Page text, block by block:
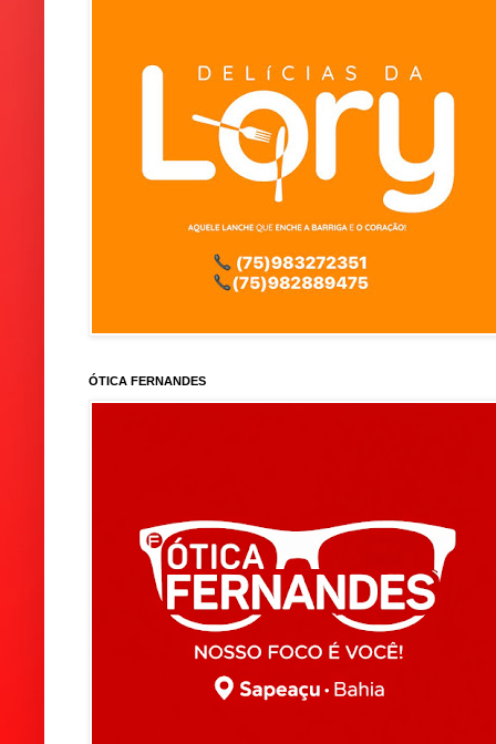
ÓTICA FERNANDES